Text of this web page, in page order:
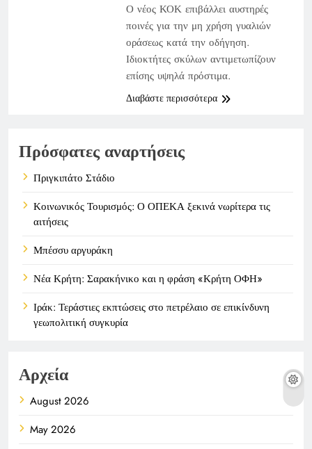
Ο νέος ΚΟΚ επιβάλλει αυστηρές
ποινές για την μη χρήση γυαλιών
οράσεως κατά την οδήγηση.
Ιδιοκτήτες σκύλων αντιμετωπίζουν
επίσης υψηλά πρόστιμα.
Διαβάστε περισσότερα
Πρόσφατες αναρτήσεις
Πριγκιπάτο Στάδιο
Κοινωνικός Τουρισμός: Ο ΟΠΕΚΑ ξεκινά νωρίτερα τις
αιτήσεις
Μπέσσυ αργυράκη
Νέα Κρήτη: Σαρακήνικο και η φράση «Κρήτη ΟΦΗ»
Ιράκ: Τεράστιες εκπτώσεις στο πετρέλαιο σε επικίνδυνη
γεωπολιτική συγκυρία
Αρχεία
August 2026
May 2026